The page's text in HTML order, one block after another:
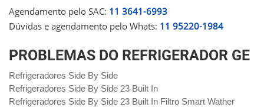
Agendamento pelo SAC: 11 3641-6993
Dúvidas e agendamento pelo Whats: 11 95220-1984
PROBLEMAS DO REFRIGERADOR GE
Refrigeradores Side By Side
Refrigeradores Side By Side 23 Built In
Refrigeradores Side By Side 23 Built In Filtro Smart Wather